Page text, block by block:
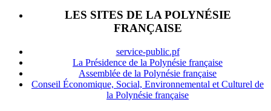
LES SITES DE LA POLYNÉSIE
FRANÇAISE
service-public.pf
La Présidence de la Polynésie française
Assemblée de la Polynésie française
Conseil Économique, Social, Environnemental et Culturel de
la Polynésie française